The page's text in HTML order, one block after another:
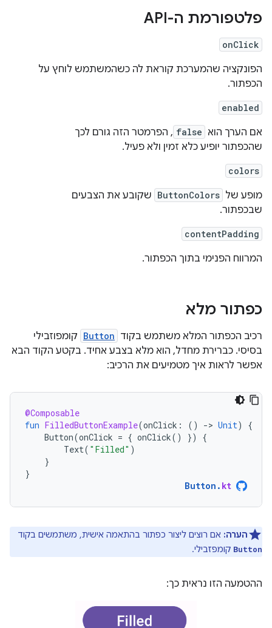
פלטפורמת ה-API
onClick
הפונקציה שהמערכת קוראת לה כשהמשתמש לוחץ על
הכפתור.
enabled
אם הערך הוא false , הפרמטר הזה גורם לכך
שהכפתור יופיע כלא זמין ולא פעיל.
colors
מופע של ButtonColors שקובע את הצבעים
שבכפתור.
contentPadding
המרווח הפנימי בתוך הכפתור.
כפתור מלא
רכיב הכפתור המלא משתמש בקוד Button קומפוזבילי
בסיסי. כברירת מחדל, הוא מלא בצבע אחיד. בקטע הקוד הבא
אפשר לראות איך מטמיעים את הרכיב:
@Composable
fun FilledButtonExample(onClick : () -> Unit)
{
Button(onClick = { onClick() })
{
Text( "Filled" )
}
}
Button . kt
הערה: אם רוצים ליצור כפתור בהתאמה אישית, משתמשים בקוד
Button קומפזבילי.
ההטמעה הזו נראית כך: